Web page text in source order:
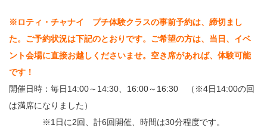
※ロティ・チャナイ プチ体験クラスの事前予約は、締切まし
た。ご予約状況は下記のとおりです。ご希望の方は、当日、イベ
ント会場に直接お越しくださいませ。空き席があれば、体験可能
です！
開催日時：毎日14:00～14:30、16:00～16:30 （※4日14:00の回
は満席になりました）
※1日に2回、計6回開催、時間は30分程度です。